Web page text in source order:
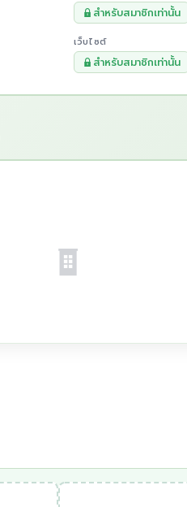
สำหรับสมาชิกเท่านั้น
เว็บไซต์
สำหรับสมาชิกเท่านั้น